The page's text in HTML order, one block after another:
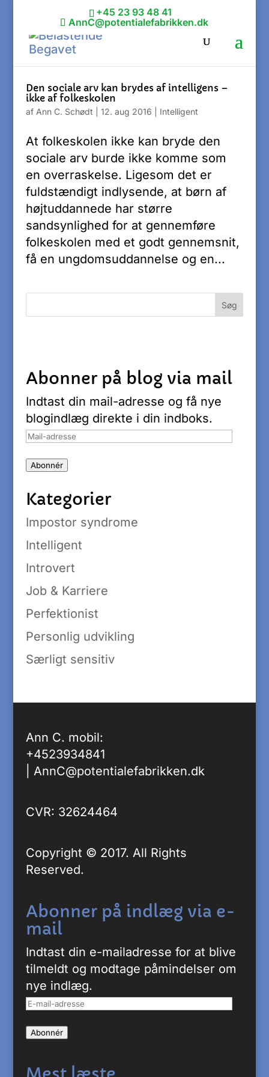
+45 23 93 48 41
AnnC@potentialefabrikken.dk
Den sociale arv kan brydes af intelligens –
ikke af folkeskolen
af Ann C. Schødt 12. aug 2016 Intelligent
At folkeskolen ikke kan bryde den
sociale arv burde ikke komme som
en overraskelse. Ligesom det er
fuldstændigt indlysende, at børn af
højtuddannede har større
sandsynlighed for at gennemføre
folkeskolen med et godt gennemsnit,
få en ungdomsuddannelse og en...
Abonner på blog via mail
Indtast din mail-adresse og få nye
blogindlæg direkte i din indboks.
Mail-
Abonnér
Kategorier
Impostor syndrome
Intelligent
Introvert
Job & Karriere
Perfektionist
Personlig udvikling
Særligt sensitiv
Ann C. mobil:
+4523934841
AnnC@potentialefabrikken.dk
CVR: 32624464
Copyright © 2017. All Rights
Reserved.
Abonner på indlæg via e-
mail
Indtast din e-mailadresse for at blive
tilmeldt og modtage påmindelser om
nye indlæg.
E-
adresse
Abonnér